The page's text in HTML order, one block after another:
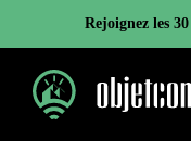
contenu
Rejoignez les